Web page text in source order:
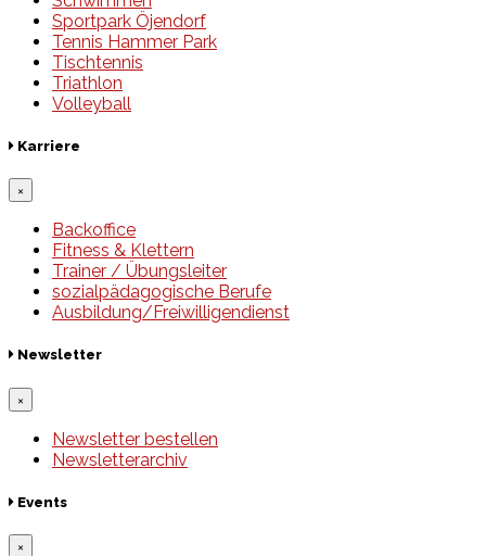
Sportpark Öjendorf
Tennis Hammer Park
Tischtennis
Triathlon
Volleyball
Karriere
×
Backoffice
Fitness & Klettern
Trainer / Übungsleiter
sozialpädagogische Berufe
Ausbildung/Freiwilligendienst
Newsletter
×
Newsletter bestellen
Newsletterarchiv
Events
×